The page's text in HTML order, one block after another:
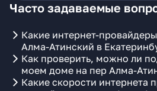
Часто задаваемые
Какие интернет-
Алма-Атинский в
Как проверить, можно ли
моем доме на пер Алма-
Какие скорости интернета